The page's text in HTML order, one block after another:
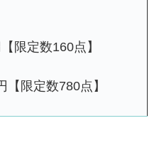
定数160点】
限定数780点】